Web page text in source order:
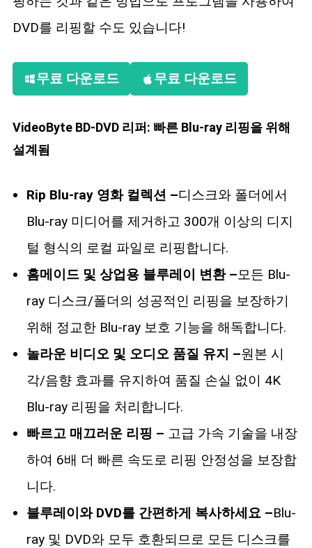
DVD를 리핑할 수도 있습니다!
무료 다운로드 무료 다운로드
VideoByte BD-DVD 리퍼: 빠른 Blu-ray 리핑을 위해
설계됨
Rip Blu-ray 영화 컬렉션 –디스크와 폴더에서
Blu-ray 미디어를 제거하고 300개 이상의 디지
털 형식의 로컬 파일로 리핑합니다.
홈메이드 및 상업용 블루레이 변환 –모든 Blu-
ray 디스크/폴더의 성공적인 리핑을 보장하기
위해 정교한 Blu-ray 보호 기능을 해독합니다.
놀라운 비디오 및 오디오 품질 유지 –원본 시
각/음향 효과를 유지하여 품질 손실 없이 4K
Blu-ray 리핑을 처리합니다.
빠르고 매끄러운 리핑 – 고급 가속 기술을 내장
하여 6배 더 빠른 속도로 리핑 안정성을 보장합
니다.
블루레이와 DVD를 간편하게 복사하세요 –Blu-
ray 및 DVD와 모두 호환되므로 모든 디스크를